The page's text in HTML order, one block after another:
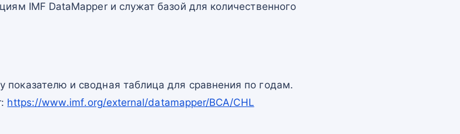
IMF DataMapper и служат базой для количественного
и сводная таблица для сравнения по годам.
https://www.imf.org/external/datamapper/BCA/CHL